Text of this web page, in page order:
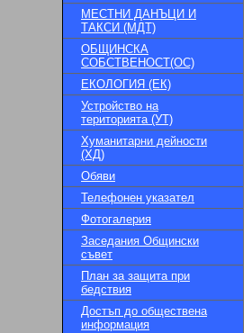
МЕСТНИ ДАНЪЦИ И
ТАКСИ (МДТ)
ОБЩИНСКА
СОБСТВЕНОСТ(ОС)
ЕКОЛОГИЯ (ЕК)
Устройство на
територията (УТ)
Хуманитарни дейности
(ХД)
Обяви
Телефонен указател
Фотогалерия
Заседания Общински
съвет
План за защита при
бедствия
Достъп до обществена
информация